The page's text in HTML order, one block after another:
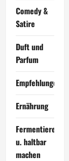
Comedy &
Satire
Duft und
Parfum
Empfehlungen
Ernährung
Fermentieren
u. haltbar
machen